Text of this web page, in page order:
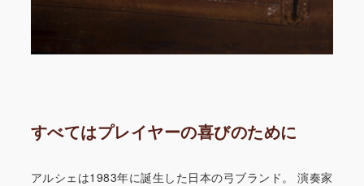
すべてはプレイヤーの喜びのために
アルシェは1983年に誕生した日本の弓ブランド。
演奏家